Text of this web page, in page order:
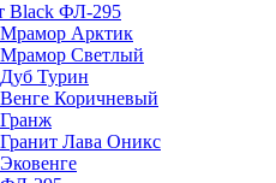
Black ФЛ-295
Мрамор Арктик
Мрамор Светлый
Турин
Коричневый
Лава Оникс